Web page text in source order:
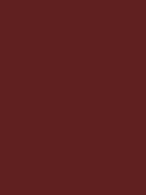
なお、execv